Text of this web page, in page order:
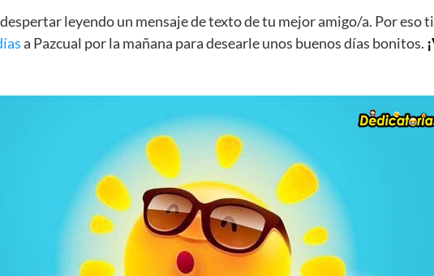
leyendo un mensaje de texto de tu mejor amigo/a. Por eso
a Pazcual por la mañana para desearle unos buenos días bonitos.